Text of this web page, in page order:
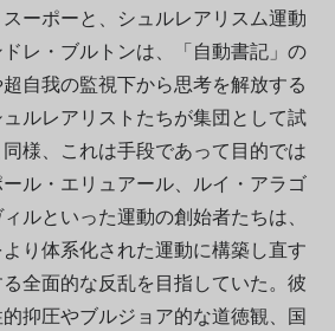
ーポーと、シュルレアリスム運動
レ・ブルトンは、「自動書記」の
自我の監視下から思考を解放する
ルレアリストたちが集団として試
様、これは手段であって目的では
ル・エリュアール、ルイ・アラゴ
ルといった運動の創始者たちは、
り体系化された運動に構築し直す
全面的な反乱を目指していた。彼
抑圧やブルジョア的な道徳観、国